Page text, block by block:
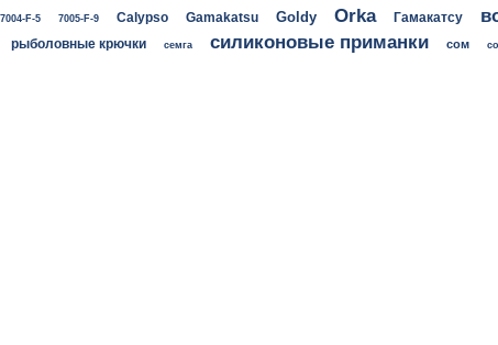
7004-F-5 7005-F-9 Calypso Gamakatsu Goldy Orka Гамакатсу
рыболовные крючки семга силиконовые приманки сом